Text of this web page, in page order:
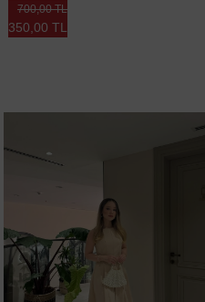
350,00 TL
700,00 TL